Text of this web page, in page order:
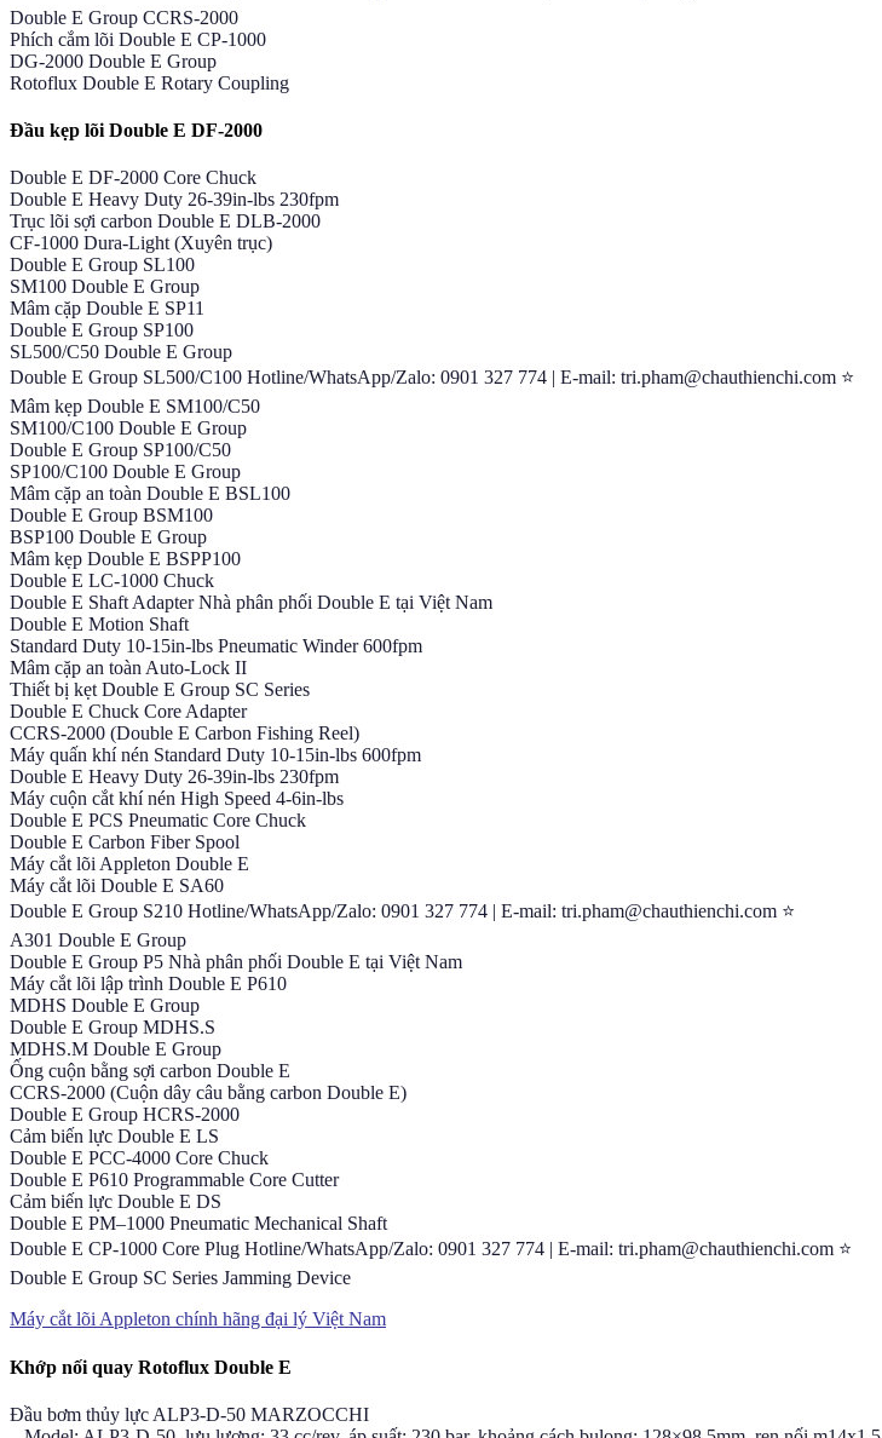
Double E Group CCRS-2000
Phích cắm lõi Double E CP-1000
DG-2000 Double E Group
Rotoflux Double E Rotary Coupling
Đầu kẹp lõi Double E DF-2000
Double E DF-2000 Core Chuck
Double E Heavy Duty 26-39in-lbs 230fpm
Trục lõi sợi carbon Double E DLB-2000
CF-1000 Dura-Light (Xuyên trục)
Double E Group SL100
SM100 Double E Group
Mâm cặp Double E SP11
Double E Group SP100
SL500/C50 Double E Group
Double E Group SL500/C100 Hotline/WhatsApp/Zalo: 0901 327 774 | E-mail: tri.pham@chauthienchi.com ⭐
Mâm kẹp Double E SM100/C50
SM100/C100 Double E Group
Double E Group SP100/C50
SP100/C100 Double E Group
Mâm cặp an toàn Double E BSL100
Double E Group BSM100
BSP100 Double E Group
Mâm kẹp Double E BSPP100
Double E LC-1000 Chuck
Double E Shaft Adapter Nhà phân phối Double E tại Việt Nam
Double E Motion Shaft
Standard Duty 10-15in-lbs Pneumatic Winder 600fpm
Mâm cặp an toàn Auto-Lock II
Thiết bị kẹt Double E Group SC Series
Double E Chuck Core Adapter
CCRS-2000 (Double E Carbon Fishing Reel)
Máy quấn khí nén Standard Duty 10-15in-lbs 600fpm
Double E Heavy Duty 26-39in-lbs 230fpm
Máy cuộn cắt khí nén High Speed 4-6in-lbs
Double E PCS Pneumatic Core Chuck
Double E Carbon Fiber Spool
Máy cắt lõi Appleton Double E
Máy cắt lõi Double E SA60
Double E Group S210 Hotline/WhatsApp/Zalo: 0901 327 774 | E-mail: tri.pham@chauthienchi.com ⭐
A301 Double E Group
Double E Group P5 Nhà phân phối Double E tại Việt Nam
Máy cắt lõi lập trình Double E P610
MDHS Double E Group
Double E Group MDHS.S
MDHS.M Double E Group
Ống cuộn bằng sợi carbon Double E
CCRS-2000 (Cuộn dây câu bằng carbon Double E)
Double E Group HCRS-2000
Cảm biến lực Double E LS
Double E PCC-4000 Core Chuck
Double E P610 Programmable Core Cutter
Cảm biến lực Double E DS
Double E PM–1000 Pneumatic Mechanical Shaft
Double E CP-1000 Core Plug Hotline/WhatsApp/Zalo: 0901 327 774 | E-mail: tri.pham@chauthienchi.com ⭐
Double E Group SC Series Jamming Device
Máy cắt lõi Appleton chính hãng đại lý Việt Nam
Khớp nối quay Rotoflux Double E
Đầu bơm thủy lực ALP3-D-50 MARZOCCHI